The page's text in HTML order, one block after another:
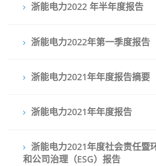
浙能电力2022 年半年度报告
浙能电力2022年第一季度报告
浙能电力2021年年度报告摘要
浙能电力2021年年度报告
浙能电力2021年度社会责任暨
和公司治理（ESG）报告